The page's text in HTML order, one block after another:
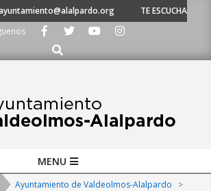
TE
Buscar
MENU
Ayuntamiento de Valdeolmos-Alalpardo
>